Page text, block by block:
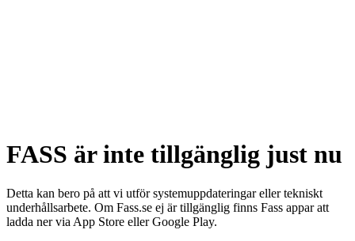
FASS är inte tillgänglig just nu
Detta kan bero på att vi utför systemuppdateringar eller tekniskt
underhållsarbete. Om Fass.se ej är tillgänglig finns Fass appar att
ladda ner via App Store eller Google Play.